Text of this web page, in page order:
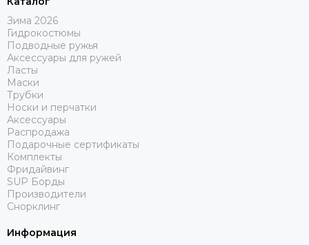
Зима 2026
Гидрокостюмы
Подводные ружья
Аксессуары для ружей
Ласты
Маски
Трубки
Носки и перчатки
Аксессуары
Распродажа
Подарочные сертификаты
Комплекты
Фридайвинг
SUP Борды
Производители
Снорклинг
Информация